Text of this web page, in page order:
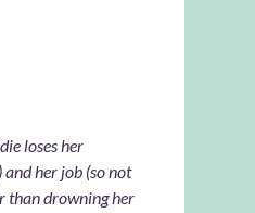
loses her
her job (so not
than drowning her